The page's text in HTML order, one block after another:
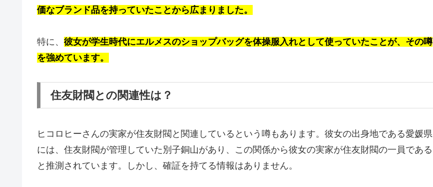
価なブランド品を持っていたことから広まりました。
特に、 彼女が学生時代にエルメスのショップバッグを体操服入れとして使っていたことが、その噂
を強めています。
住友財閥との関連性は？
ヒコロヒーさんの実家が住友財閥と関連しているという噂もあります。彼女の出身地である愛媛県
には、住友財閥が管理していた別子銅山があり、この関係から彼女の実家が住友財閥の一員である
と推測されています。しかし、確証を持てる情報はありません。